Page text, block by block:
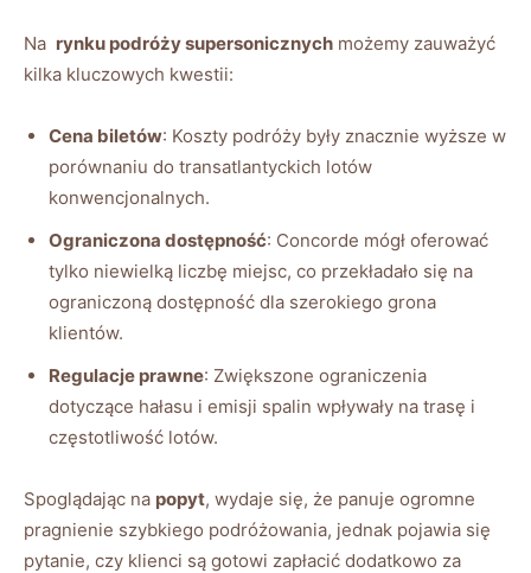
Na ⁤ rynku podróży ⁣supersonicznych możemy zauważyć
kilka kluczowych ‌kwestii:
Cena biletów: Koszty podróży były‍ znacznie wyższe w
porównaniu do transatlantyckich ⁣lotów
konwencjonalnych.
Ograniczona dostępność: Concorde mógł oferować
tylko niewielką liczbę‍ miejsc, co ⁤przekładało ⁤się na
ograniczoną ⁣dostępność dla szerokiego⁣ grona⁣
klientów.
Regulacje prawne: Zwiększone‍ ograniczenia
dotyczące hałasu i emisji spalin ⁢wpływały⁢ na trasę ⁤i
częstotliwość lotów.
Spoglądając na popyt, wydaje⁣ się, ‍że panuje ogromne
pragnienie szybkiego podróżowania, ⁤jednak​ pojawia się
pytanie, czy‌ klienci są gotowi zapłacić dodatkowo za